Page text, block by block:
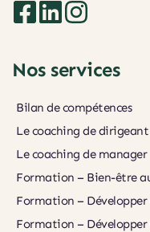
Nos services
Bilan de compétences
Le coaching de dirigeant
Le coaching de manager
Formation – Bien-être
Formation –
Formation –